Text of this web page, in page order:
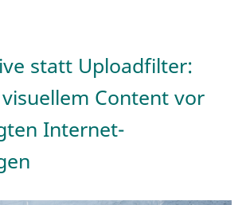
statt Uploadfilter:
Content vor
Internet-